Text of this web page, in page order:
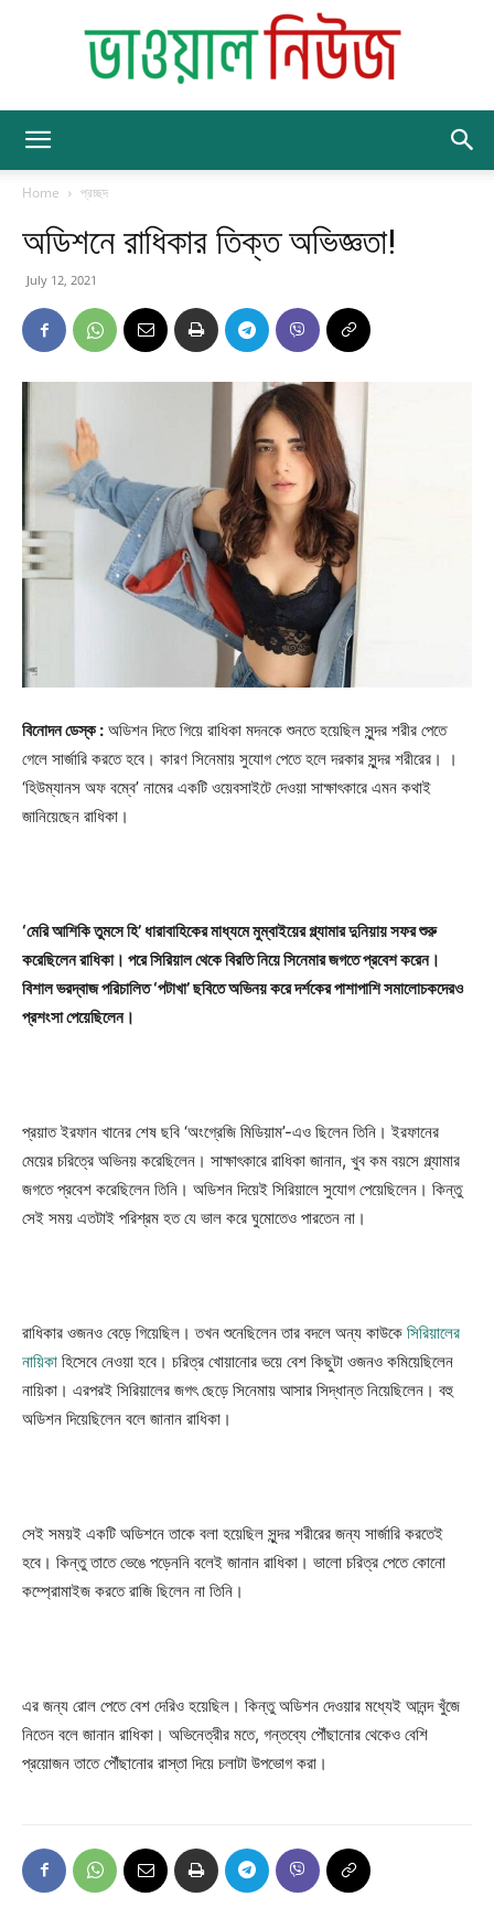
Home
প্রচ্ছদ
অডিশনে রাধিকার তিক্ত অভিজ্ঞতা!
July 12, 2021
বিনোদন ডেস্ক : অডিশন দিতে গিয়ে রাধিকা মদনকে শুনতে হয়েছিল সুন্দর শরীর পেতে
গেলে সার্জারি করতে হবে। কারণ সিনেমায় সুযোগ পেতে হলে দরকার সুন্দর শরীরের। ।
‘হিউম্যানস অফ বম্বে’ নামের একটি ওয়েবসাইটে দেওয়া সাক্ষাৎকারে এমন কথাই
জানিয়েছেন রাধিকা।
‘মেরি আশিকি তুমসে হি’ ধারাবাহিকের মাধ্যমে মুম্বাইয়ের গ্ল্যামার দুনিয়ায় সফর শুরু
করেছিলেন রাধিকা। পরে সিরিয়াল থেকে বিরতি নিয়ে সিনেমার জগতে প্রবেশ করেন।
বিশাল ভরদ্বাজ পরিচালিত ‘পটাখা’ ছবিতে অভিনয় করে দর্শকের পাশাপাশি সমালোচকদেরও
প্রশংসা পেয়েছিলেন।
প্রয়াত ইরফান খানের শেষ ছবি ‘অংগ্রেজি মিডিয়াম’-এও ছিলেন তিনি। ইরফানের
মেয়ের চরিত্রে অভিনয় করেছিলেন। সাক্ষাৎকারে রাধিকা জানান, খুব কম বয়সে গ্ল্যামার
জগতে প্রবেশ করেছিলেন তিনি। অডিশন দিয়েই সিরিয়ালে সুযোগ পেয়েছিলেন। কিন্তু
সেই সময় এতটাই পরিশ্রম হত যে ভাল করে ঘুমোতেও পারতেন না।
রাধিকার ওজনও বেড়ে গিয়েছিল। তখন শুনেছিলেন তার বদলে অন্য কাউকে সিরিয়ালের
নায়িকা হিসেবে নেওয়া হবে। চরিত্র খোয়ানোর ভয়ে বেশ কিছুটা ওজনও কমিয়েছিলেন
নায়িকা। এরপরই সিরিয়ালের জগৎ ছেড়ে সিনেমায় আসার সিদ্ধান্ত নিয়েছিলেন। বহু
অডিশন দিয়েছিলেন বলে জানান রাধিকা।
সেই সময়ই একটি অডিশনে তাকে বলা হয়েছিল সুন্দর শরীরের জন্য সার্জারি করতেই
হবে। কিন্তু তাতে ভেঙে পড়েননি বলেই জানান রাধিকা। ভালো চরিত্র পেতে কোনো
কম্প্রোমাইজ করতে রাজি ছিলেন না তিনি।
এর জন্য রোল পেতে বেশ দেরিও হয়েছিল। কিন্তু অডিশন দেওয়ার মধ্যেই আনন্দ খুঁজে
নিতেন বলে জানান রাধিকা। অভিনেত্রীর মতে, গন্তব্যে পৌঁছানোর থেকেও বেশি
প্রয়োজন তাতে পৌঁছানোর রাস্তা দিয়ে চলাটা উপভোগ করা।